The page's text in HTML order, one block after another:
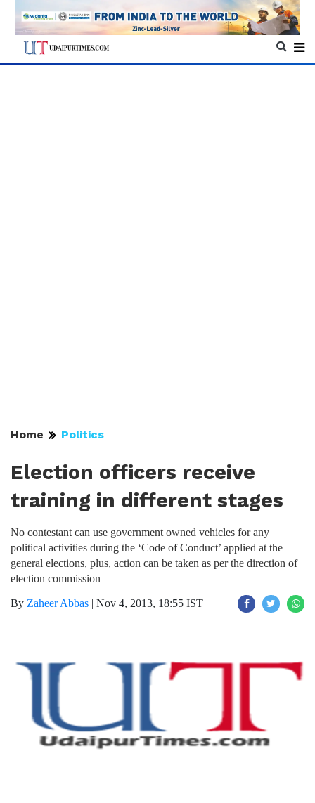
Home Politics
Election officers receive
training in different stages
No contestant can use government owned vehicles for any
political activities during the ‘Code of Conduct’ applied at the
general elections, plus, action can be taken as per the direction of
election commission
By Zaheer Abbas | Nov 4, 2013, 18:55 IST